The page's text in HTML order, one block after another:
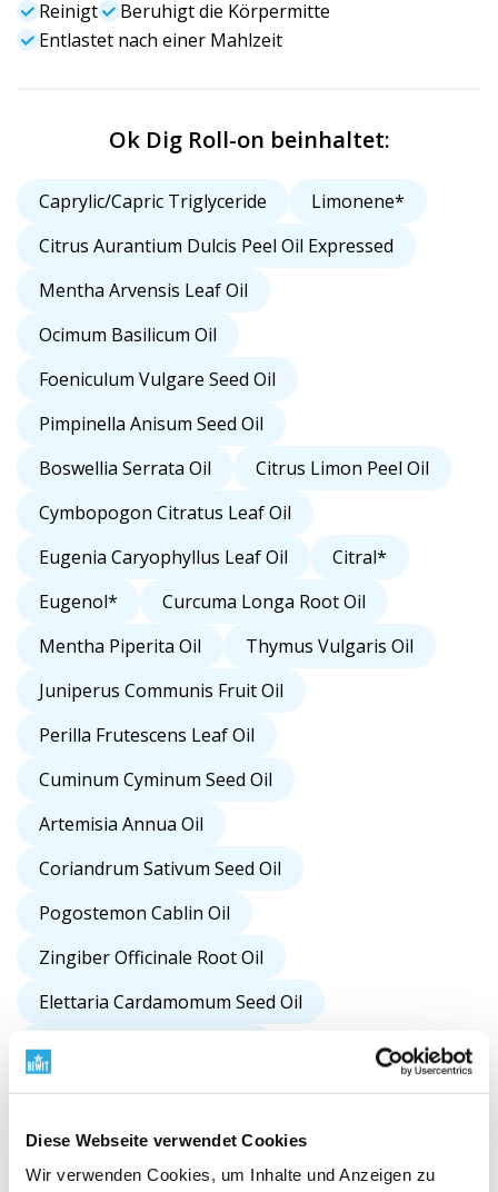
Diese Webseite verwendet Cookies
Wir verwenden Cookies, um Inhalte und Anzeigen zu
Reinigt
Beruhigt die Körpermitte
Entlastet nach einer Mahlzeit
Ok Dig Roll-on beinhaltet:
Caprylic/Capric Triglyceride
Limonene*
Citrus Aurantium Dulcis Peel Oil Expressed
Mentha Arvensis Leaf Oil
Ocimum Basilicum Oil
Foeniculum Vulgare Seed Oil
Pimpinella Anisum Seed Oil
Boswellia Serrata Oil
Citrus Limon Peel Oil
Cymbopogon Citratus Leaf Oil
Eugenia Caryophyllus Leaf Oil
Citral*
Eugenol*
Curcuma Longa Root Oil
Mentha Piperita Oil
Thymus Vulgaris Oil
Juniperus Communis Fruit Oil
Perilla Frutescens Leaf Oil
Cuminum Cyminum Seed Oil
Artemisia Annua Oil
Coriandrum Sativum Seed Oil
Pogostemon Cablin Oil
Zingiber Officinale Root Oil
Elettaria Cardamomum Seed Oil
Rosa Centifolia Flower Oil
Acorus Calamus Root Oil
Boswellia Carterii Oil
Boswellia Sacra Resin Oil